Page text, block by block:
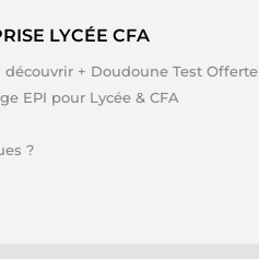
LYCÉE CFA
découvrir + Doudoune Test Offerte
EPI pour Lycée & CFA
?